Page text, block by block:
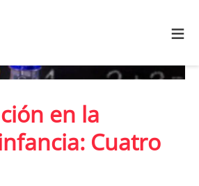
≡
en la
Cuatro